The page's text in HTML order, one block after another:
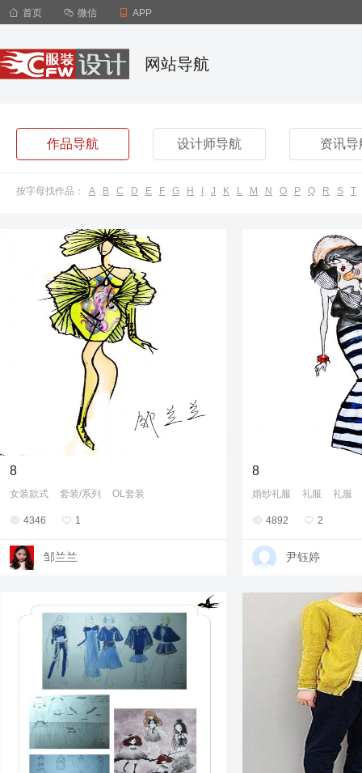
 首页  微信  APP
网站导航
作品导航 设计师导航 资讯导
按字母找作品： A B C D E F G H J K L M N O P Q R S T
8
女装款式 套装/系列 OL套装
 4346  1
邹兰兰
8
婚纱礼服 礼服 礼服
 4892  2
尹钰婷